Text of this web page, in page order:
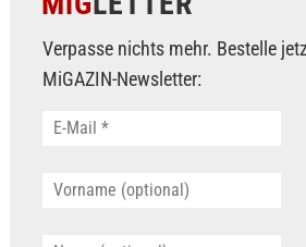
Verpasse nichts mehr. Bestelle
MiGAZIN-Newsletter: